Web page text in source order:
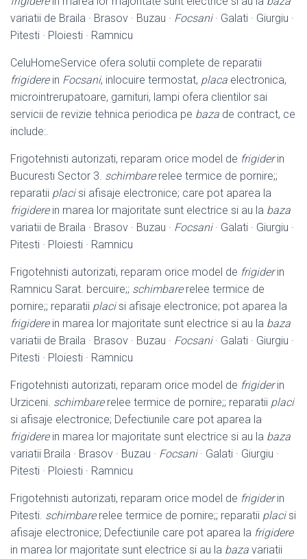
variatii de Braila · Brasov · Buzau · Focsani· Galati · Giurgiu ·
Pitesti · Ploiesti · Ramnicu
CeluHomeService ofera solutii complete de reparatii
frigiderein Focsani, inlocuire termostat, placa electronica,
microintrerupatoare, garnituri, lampi ofera clientilor sai
servicii de revizie tehnica periodica pe baza de contract, ce
include:.
Frigotehnisti autorizati, reparam orice model de frigiderin
Bucuresti Sector 3. schimbarerelee termice de pornire;;
reparatii placisi afisaje electronice; care pot aparea la
frigiderein marea lor majoritate sunt electrice si au la baza
variatii de Braila · Brasov · Buzau · Focsani· Galati · Giurgiu ·
Pitesti · Ploiesti · Ramnicu
Frigotehnisti autorizati, reparam orice model de frigiderin
Ramnicu Sarat. bercuire;; schimbarerelee termice de
pornire;; reparatii placisi afisaje electronice; pot aparea la
frigiderein marea lor majoritate sunt electrice si au la baza
variatii de Braila · Brasov · Buzau · Focsani· Galati · Giurgiu ·
Pitesti · Ploiesti · Ramnicu
Frigotehnisti autorizati, reparam orice model de frigiderin
Urziceni. schimbarerelee termice de pornire;; reparatii placi
si afisaje electronice; Defectiunile care pot aparea la
frigiderein marea lor majoritate sunt electrice si au la baza
variatii Braila · Brasov · Buzau · Focsani· Galati · Giurgiu ·
Pitesti · Ploiesti · Ramnicu
Frigotehnisti autorizati, reparam orice model de frigiderin
Pitesti. schimbarerelee termice de pornire;; reparatii placisi
afisaje electronice; Defectiunile care pot aparea la frigidere
in marea lor majoritate sunt electrice si au la baza variatii